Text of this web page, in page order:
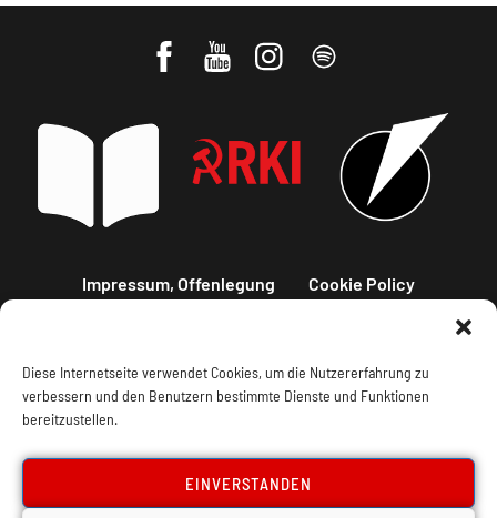
Diese Internetseite verwendet Cookies, um die Nutzererfahrung zu
verbessern und den Benutzern bestimmte Dienste und Funktionen
bereitzustellen.
EINVERSTANDEN
Impressum, Offenlegung Cookie Policy